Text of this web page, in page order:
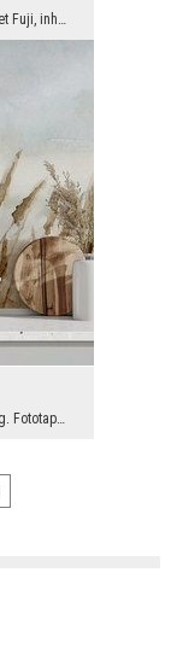
En förtrollande vy över det majestätiska berget Fuji, inhöljt i dimma och moln, kompletteras av e...
Naturens skörhet i en subtil, målerisk tolkning. Fototapeten visar gyllene gräs som böljar mot en...